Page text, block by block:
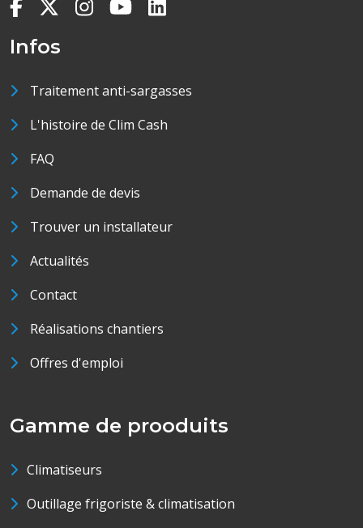
Infos
Traitement anti-sargasses
L'histoire de Clim Cash
FAQ
Demande de devis
Trouver un installateur
Actualités
Contact
Réalisations chantiers
Offres d'emploi
Gamme de prooduits
Climatiseurs
Outillage frigoriste & climatisation